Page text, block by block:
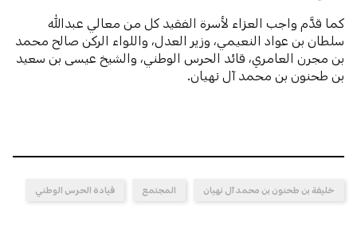
كما قدَّم واجب العزاء لأسرة الفقيد كل من معالي عبدالله
سلطان بن عواد النعيمي، وزير العدل، واللواء الركن صالح محمد
بن مجرن العامري، قائد الحرس الوطني، والشيخ عيسى بن سعيد
بن طحنون بن محمد آل نهيان.
خليفة بن طحنون بن محمد آل نهيان المجتمع قيادة الحرس الوطني